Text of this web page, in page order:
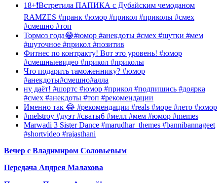
18+❗️Встретила ПАПИКА с Дубайским чемоданом
RAMZES #пранк #юмор #прикол #приколы #смех
#смешно #топ
Тормоз года😂#юмор #анекдоты #смех #шутки #мем
#шуточное #прикол #позитив
Фитнес по контракту! Вот это уровень! #юмор
#смешныевидео #прикол #приколы
Что подарить таможеннику? #юмор
#анекдоты#смешно#алла
ну даёт! #шортс #юмор #прикол #подпишись #доярка
#смех #анекдоты #топ #рекомендации
Именно так 😂 #рекомендации #reals #море #лето #юмор
#melstroy #дуэт #сваты6 #мелл #мем #юмор #memes
Marwadi 3 Sister Dance #marudhar_themes #bannibannageet
#shortvideo #rajasthani
Вечер с Владимиром Соловьевым
Передача Андрея Малахова